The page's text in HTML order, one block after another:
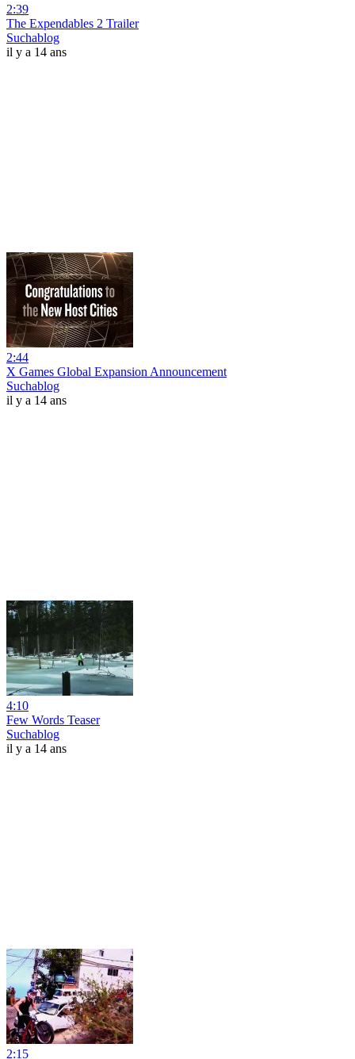
2:39
The Expendables 2 Trailer
Suchablog
il y a 14 ans
2:44
X Games Global Expansion Announcement
Suchablog
il y a 14 ans
4:10
Few Words Teaser
Suchablog
il y a 14 ans
2:15